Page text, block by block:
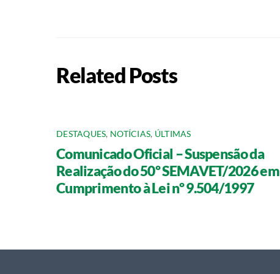
Related Posts
DESTAQUES, NOTÍCIAS, ÚLTIMAS
Comunicado Oficial – Suspensão da
Realização do 50º SEMAVET/2026 em
Cumprimento à Lei nº 9.504/1997